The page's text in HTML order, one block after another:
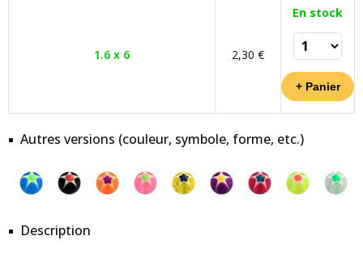
1.6 x 6 2,30 €
En stock
Autres versions (couleur, symbole, forme, etc.)
Description